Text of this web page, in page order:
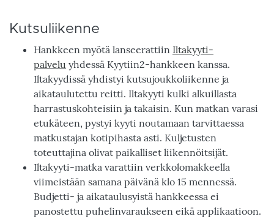
Kutsuliikenne
Hankkeen myötä lanseerattiin Iltakyyti-
palvelu yhdessä Kyytiin2-hankkeen kanssa.
Iltakyydissä yhdistyi kutsujoukkoliikenne ja
aikataulutettu reitti. Iltakyyti kulki alkuillasta
harrastuskohteisiin ja takaisin. Kun matkan varasi
etukäteen, pystyi kyyti noutamaan tarvittaessa
matkustajan kotipihasta asti. Kuljetusten
toteuttajina olivat paikalliset liikennöitsijät.
Iltakyyti-matka varattiin verkkolomakkeella
viimeistään samana päivänä klo 15 mennessä.
Budjetti- ja aikataulusyistä hankkeessa ei
panostettu puhelinvaraukseen eikä applikaatioon.